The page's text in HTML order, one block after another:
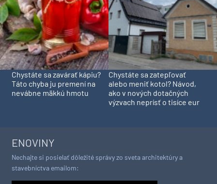
Chystáte sa zavárať kápiu?
Táto chyba ju premení na
nevábne mäkkú hmotu
Chystáte sa zatepľovať
alebo meniť kotol? Návod,
ako v nových dotačných
výzvach neprísť o tisíce eur
ENOVINY
Nechajte si posielať dôležité správy zo sveta architektúry a
stavebníctva emailom: